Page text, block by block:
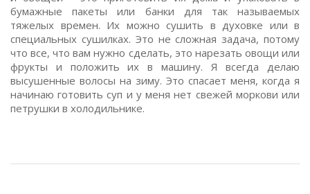
бумажные пакеты или банки для так называемых
тяжелых времен. Их можно сушить в духовке или в
специальных сушилках. Это не сложная задача, потому
что все, что вам нужно сделать, это нарезать овощи или
фрукты и положить их в машину. Я всегда делаю
высушенные волосы на зиму. Это спасает меня, когда я
начинаю готовить суп и у меня нет свежей моркови или
петрушки в холодильнике.